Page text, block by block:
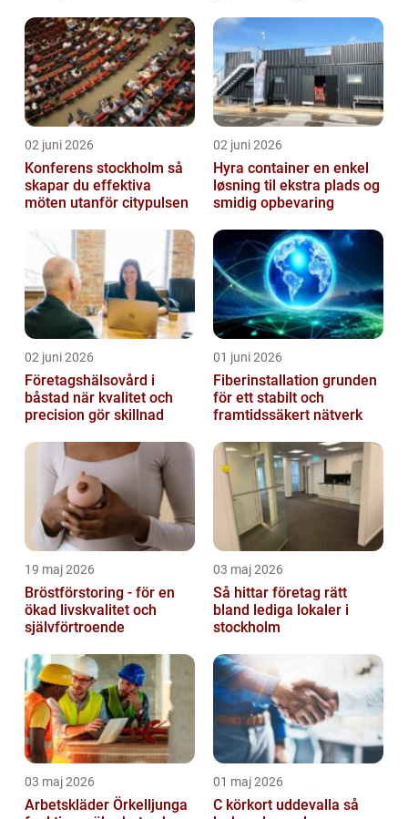
02 juni 2026
Konferens stockholm så
skapar du effektiva
möten utanför citypulsen
02 juni 2026
Hyra container en enkel
løsning til ekstra plads og
smidig opbevaring
02 juni 2026
Företagshälsovård i
båstad när kvalitet och
precision gör skillnad
01 juni 2026
Fiberinstallation grunden
för ett stabilt och
framtidssäkert nätverk
19 maj 2026
Bröstförstoring - för en
ökad livskvalitet och
självförtroende
03 maj 2026
Så hittar företag rätt
bland lediga lokaler i
stockholm
03 maj 2026
Arbetskläder Örkelljunga
01 maj 2026
C körkort uddevalla så